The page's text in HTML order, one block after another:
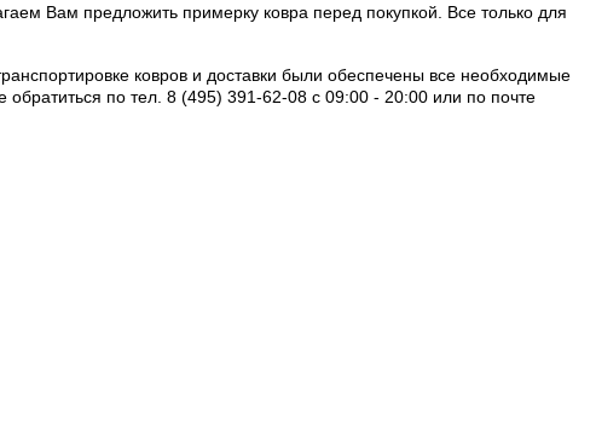
Вам предложить примерку ковра перед покупкой. Все только для
ковров и доставки были обеспечены все необходимые
по тел. 8 (495) 391-62-08 c 09:00 - 20:00 или по почте